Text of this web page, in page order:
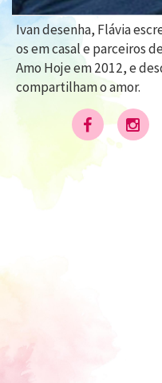
Ivan desenha, Flávia
os em casal e parceiros
Amo Hoje em 2012, e
compartilham o amor.